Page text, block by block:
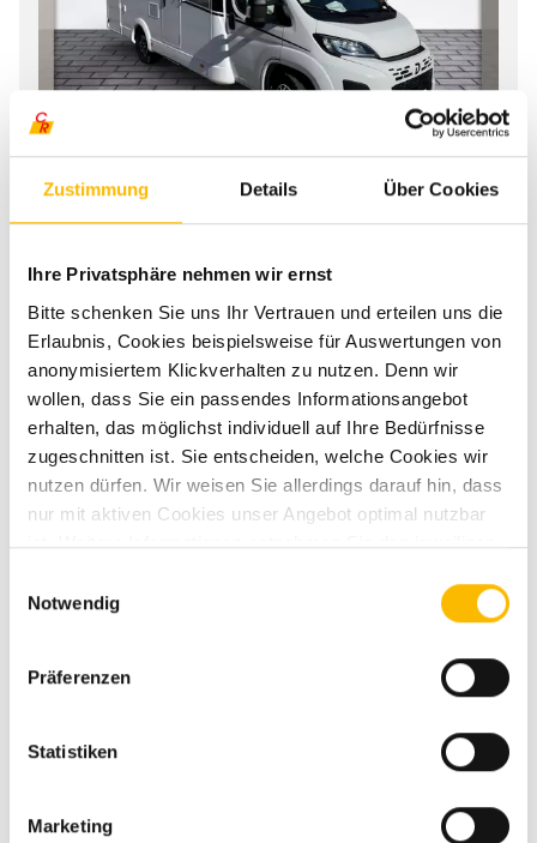
Zustimmung Details Über Cookies
Ihre Privatsphäre nehmen wir ernst
Bitte schenken Sie uns Ihr Vertrauen und erteilen uns die
Erlaubnis, Cookies beispielsweise für Auswertungen von
anonymisiertem Klickverhalten zu nutzen. Denn wir
wollen, dass Sie ein passendes Informationsangebot
erhalten, das möglichst individuell auf Ihre Bedürfnisse
zugeschnitten ist. Sie entscheiden, welche Cookies wir
nutzen dürfen. Wir weisen Sie allerdings darauf hin, dass
nur mit aktiven Cookies unser Angebot optimal nutzbar
ist. Weitere Informationen entnehmen Sie den jeweiligen
Notwendig
Präferenzen
Statistiken
Marketing
Dethleffs
Dethleffs Just Camp T 7052 EBL
Active
Neufahrzeug Wohnmobil Einzelbett 2 Schlafplätze
Assistenzpaket + ACC Gästebett quer
140 PS
Automatik
3.499 kg 103 kW / 140 PS